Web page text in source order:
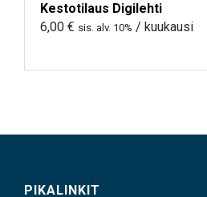
Kestotilaus Digilehti
6,00 € sis. alv. 10% / kuukausi
PIKALINKIT